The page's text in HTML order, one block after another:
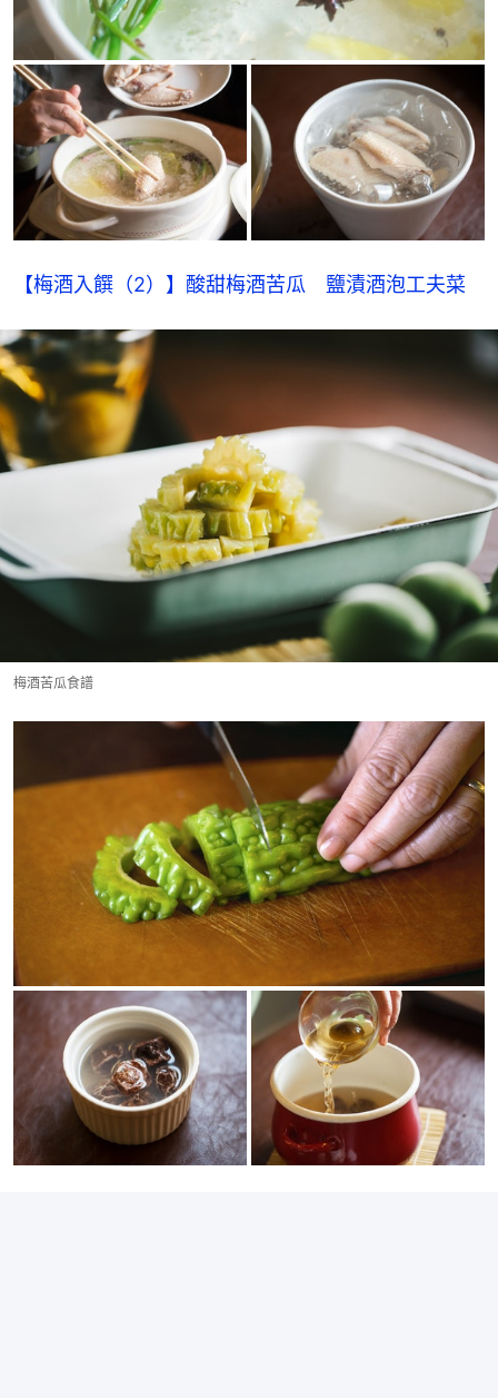
【梅酒入饌（2）】酸甜梅酒苦瓜　鹽漬酒泡工夫菜
梅酒苦瓜食譜